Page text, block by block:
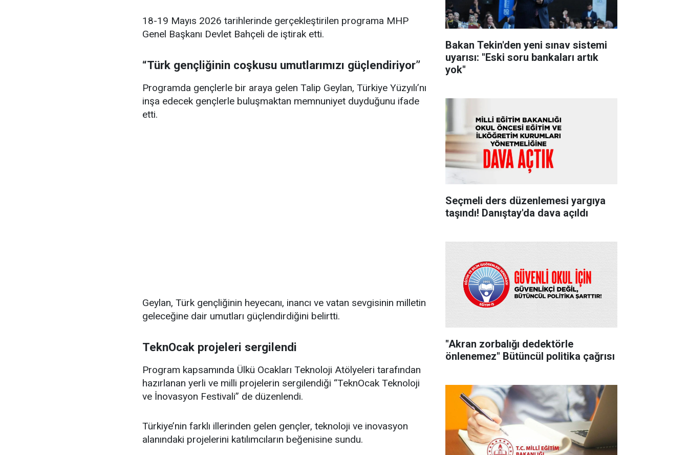
18-19 Mayıs 2026 tarihlerinde gerçekleştirilen programa MHP
Genel Başkanı Devlet Bahçeli de iştirak etti.
“Türk gençliğinin coşkusu umutlarımızı güçlendiriyor”
Programda gençlerle bir araya gelen Talip Geylan, Türkiye Yüzyılı’nı
inşa edecek gençlerle buluşmaktan memnuniyet duyduğunu ifade
etti.
Geylan, Türk gençliğinin heyecanı, inancı ve vatan sevgisinin milletin
geleceğine dair umutları güçlendirdiğini belirtti.
TeknOcak projeleri sergilendi
Program kapsamında Ülkü Ocakları Teknoloji Atölyeleri tarafından
hazırlanan yerli ve milli projelerin sergilendiği “TeknOcak Teknoloji
ve İnovasyon Festivali” de düzenlendi.
Türkiye’nin farklı illerinden gelen gençler, teknoloji ve inovasyon
alanındaki projelerini katılımcıların beğenisine sundu.
Bakan Tekin'den yeni sınav sistemi
uyarısı: "Eski soru bankaları artık
yok"
Seçmeli ders düzenlemesi yargıya
taşındı! Danıştay'da dava açıldı
"Akran zorbalığı dedektörle
önlenemez" Bütüncül politika çağrısı